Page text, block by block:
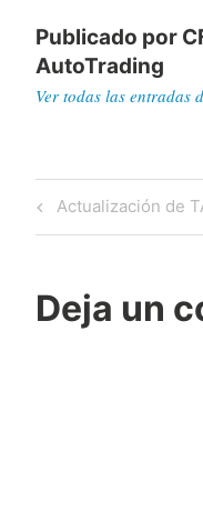
Publicado por
AutoTrading
Ver todas las entradas
Navegación
de
Previous
Post
Actualización de
Deja un